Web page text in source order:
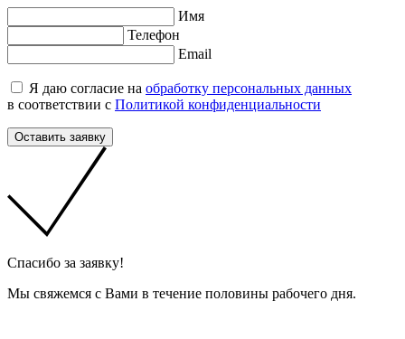
Имя
Телефон
Email
Я даю согласие на обработку персональных данных
в соответствии с Политикой конфиденциальности
Оставить заявку
Cпасибо за заявку!
Мы свяжемся с Вами в течение половины рабочего дня.